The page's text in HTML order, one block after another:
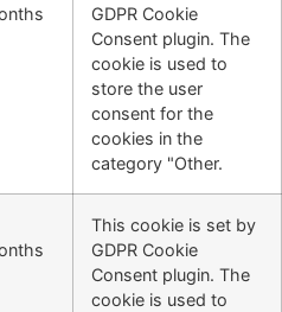
GDPR Cookie
Consent plugin. The
cookie is used to
store the user
consent for the
cookies in the
category "Other.
This cookie is set by
GDPR Cookie
Consent plugin. The
cookie is used to